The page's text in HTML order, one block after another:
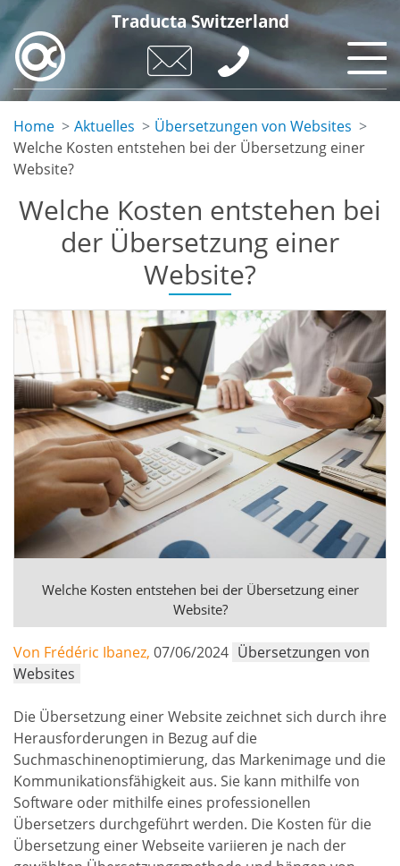
Skip
main
content
Traducta Switzerland
Home Aktuelles
Übersetzungen von Websites
Welche Kosten entstehen bei der Übersetzung einer
Website?
Welche Kosten entstehen bei
der Übersetzung einer
Website?
Welche Kosten entstehen bei der Übersetzung einer
Website?
Von Frédéric Ibanez, 07/06/2024 Übersetzungen von
Websites
Die Übersetzung einer Website zeichnet sich durch ihre
Herausforderungen in Bezug auf die
Suchmaschinenoptimierung, das Markenimage und die
Kommunikationsfähigkeit aus. Sie kann mithilfe von
Software oder mithilfe eines professionellen
Übersetzers durchgeführt werden. Die Kosten für die
Übersetzung einer Webseite variieren je nach der